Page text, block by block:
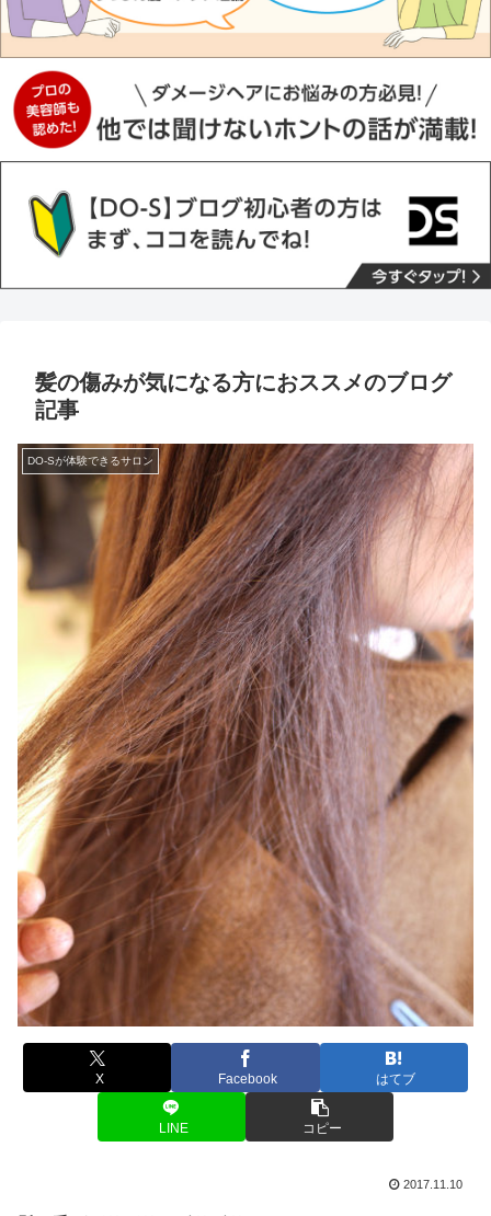
髪の傷みが気になる方におススメのブログ
記事
DO-Sが体験できるサロン
X Facebook はてブ
LINE コピー
2017.11.10